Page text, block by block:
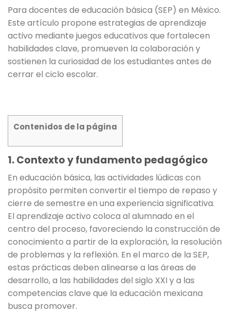
Para docentes de educación básica (SEP) en México.
Este artículo propone estrategias de aprendizaje
activo mediante juegos educativos que fortalecen
habilidades clave, promueven la colaboración y
sostienen la curiosidad de los estudiantes antes de
cerrar el ciclo escolar.
Contenidos de la página
1. Contexto y fundamento pedagógico
En educación básica, las actividades lúdicas con
propósito permiten convertir el tiempo de repaso y
cierre de semestre en una experiencia significativa.
El aprendizaje activo coloca al alumnado en el
centro del proceso, favoreciendo la construcción de
conocimiento a partir de la exploración, la resolución
de problemas y la reflexión. En el marco de la SEP,
estas prácticas deben alinearse a las áreas de
desarrollo, a las habilidades del siglo XXI y a las
competencias clave que la educación mexicana
busca promover.